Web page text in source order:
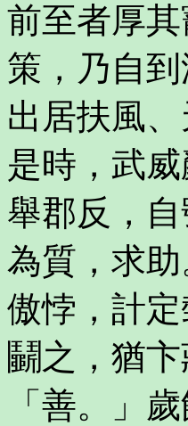
前至者厚
策，乃自
出居扶風、
是時，武
舉郡反，
為質，求
傲悖，計
鬭之，猶
「善。」